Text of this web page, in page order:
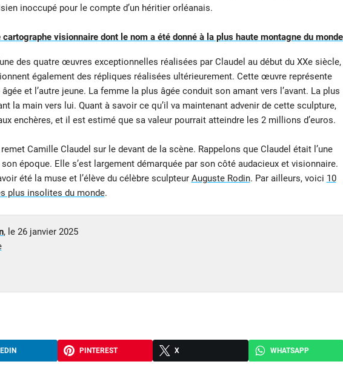
inoccupé pour le compte d’un héritier orléanais.
cartographe visionnaire dont le nom a été donné à la plus haute montagne du monde
des quatre œuvres exceptionnelles réalisées par Claudel au début du XXe siècle,
également des répliques réalisées ultérieurement. Cette œuvre représente
et l’autre jeune. La femme la plus âgée conduit son amant vers l’avant. La plus
la main vers lui. Quant à savoir ce qu’il va maintenant advenir de cette sculpture,
enchères, et il est estimé que sa valeur pourrait atteindre les 2 millions d’euros.
Camille Claudel sur le devant de la scène. Rappelons que Claudel était l’une
époque. Elle s’est largement démarquée par son côté audacieux et visionnaire.
été la muse et l’élève du célèbre sculpteur Auguste Rodin. Par ailleurs, voici 10
plus insolites du monde.
, le 26 janvier 2025
PINTEREST X WHATSAPP